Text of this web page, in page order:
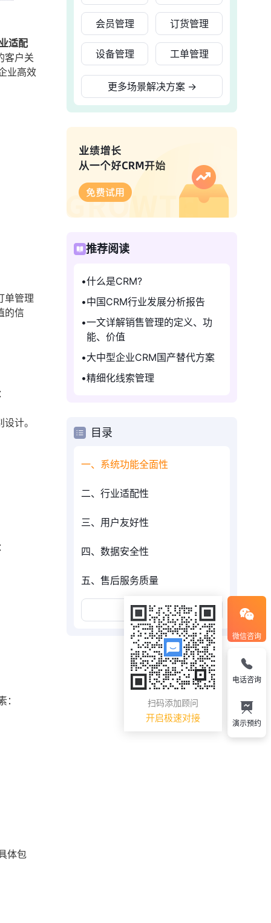
适配
客户关
业高效
单管理
的信
计。
体包
会员管理 订货管理
设备管理 工单管理
更多场景解决方案 →
推荐阅读
什么是CRM?
中国CRM行业发展分析报告
一文详解销售管理的定义、功
能、价值
大中型企业CRM国产替代方案
精细化线索管理
目录
一、系统功能全面性
二、行业适配性
三、用户友好性
四、数据安全性
五、售后服务质量
展开更多
微信咨询
扫码添加顾问
开启极速对接
电话咨询
演示预约